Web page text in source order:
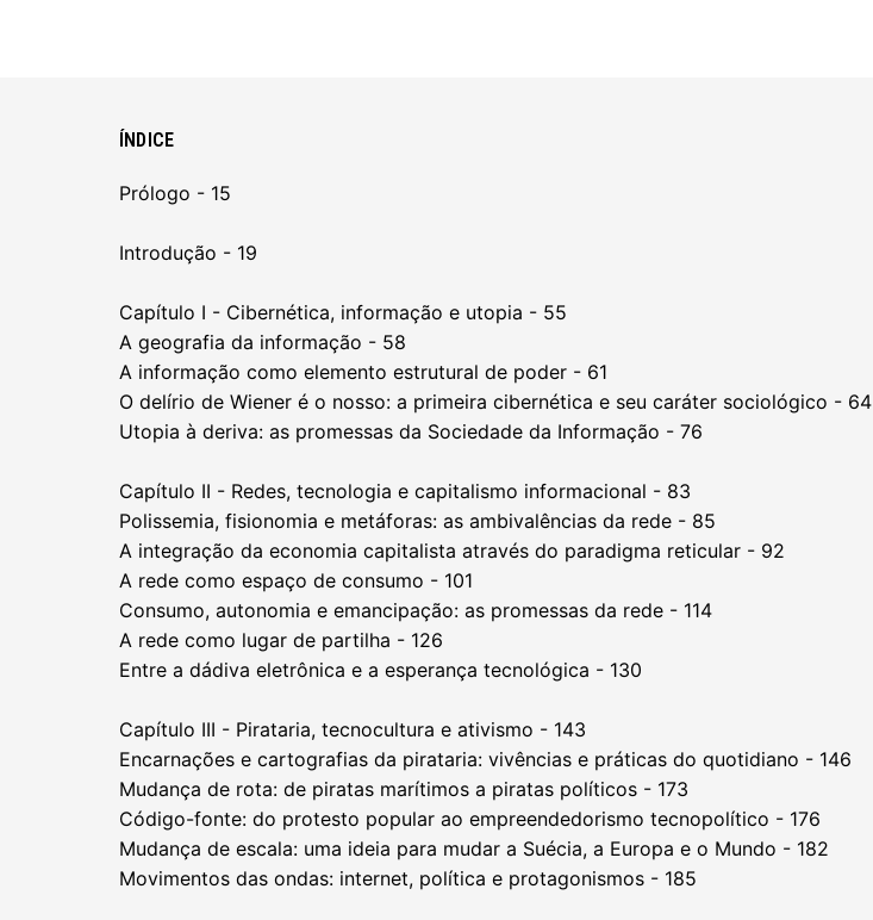
ÍNDICE
Prólogo - 15
Introdução - 19
Capítulo I - Cibernética, informação e utopia - 55
A geografia da informação - 58
A informação como elemento estrutural de poder - 61
O delírio de Wiener é o nosso: a primeira cibernética e seu caráter sociológico - 64
Utopia à deriva: as promessas da Sociedade da Informação - 76
Capítulo II - Redes, tecnologia e capitalismo informacional - 83
Polissemia, fisionomia e metáforas: as ambivalências da rede - 85
A integração da economia capitalista através do paradigma reticular - 92
A rede como espaço de consumo - 101
Consumo, autonomia e emancipação: as promessas da rede - 114
A rede como lugar de partilha - 126
Entre a dádiva eletrônica e a esperança tecnológica - 130
Capítulo III - Pirataria, tecnocultura e ativismo - 143
Encarnações e cartografias da pirataria: vivências e práticas do quotidiano - 146
Mudança de rota: de piratas marítimos a piratas políticos - 173
Código-fonte: do protesto popular ao empreendedorismo tecnopolítico - 176
Mudança de escala: uma ideia para mudar a Suécia, a Europa e o Mundo - 182
Movimentos das ondas: internet, política e protagonismos - 185